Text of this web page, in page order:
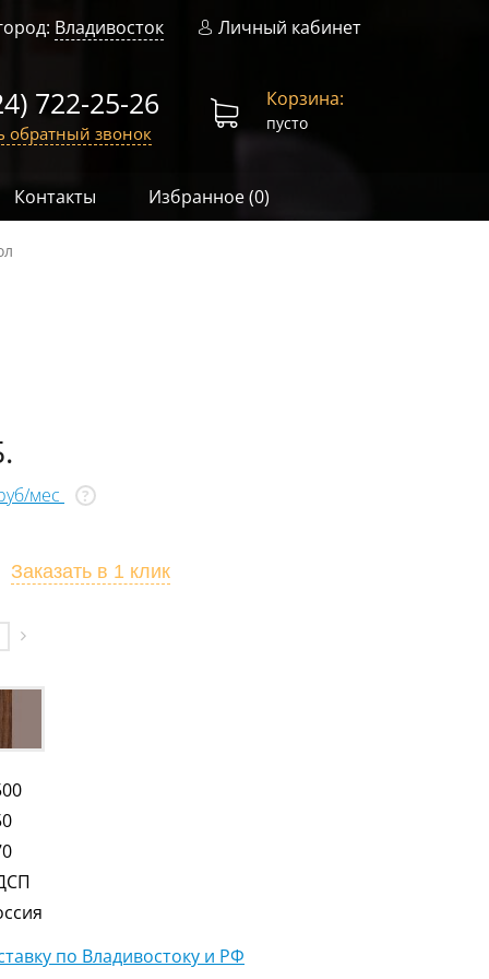
Владивосток Личный кабинет
722-25-26
обратный звонок
Корзина:
пусто
Контакты Избранное (0)
мес ?
Заказать в 1 клик
по Владивостоку и РФ